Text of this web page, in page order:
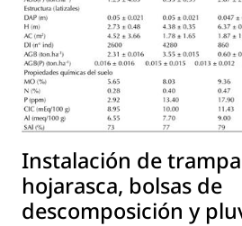
Instalación de
hojarasca, bolsas de
descomposición y